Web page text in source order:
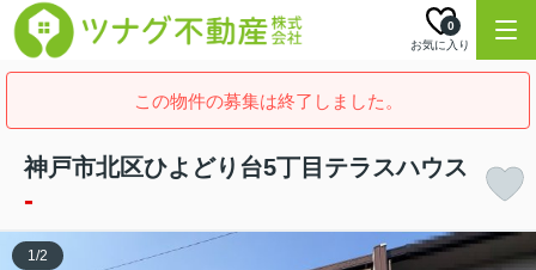
お気に入り
0
この物件の募集は終了しました。
神戸市北区ひよどり台5丁目テラスハウス
-
1/2